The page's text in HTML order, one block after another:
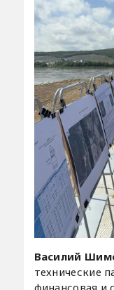
Василий
технические
финансовая и